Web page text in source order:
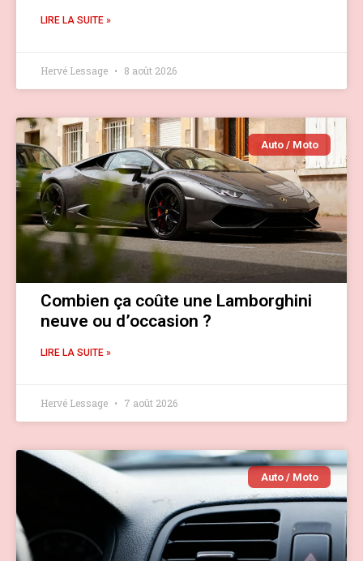
LIRE LA SUITE »
Hervé Lessage 8 août 2026
Auto / Moto
Combien ça coûte une Lamborghini
neuve ou d’occasion ?
LIRE LA SUITE »
Hervé Lessage 7 août 2026
Auto / Moto